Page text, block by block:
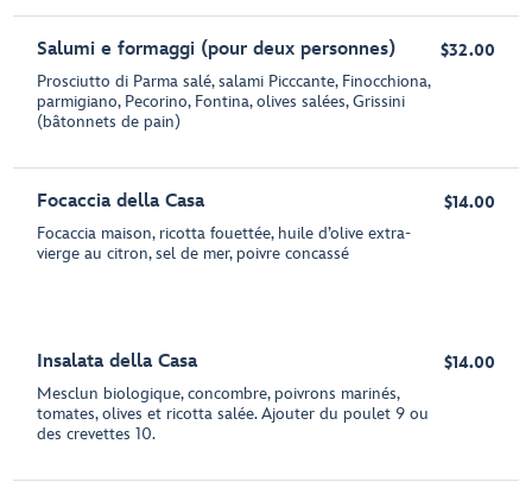
Salumi e formaggi (pour deux personnes)
Prosciutto di Parma salé, salami Picccante, Finocchiona,
parmigiano, Pecorino, Fontina, olives salées, Grissini
(bâtonnets de pain)
$32.00
Focaccia della Casa
Focaccia maison, ricotta fouettée, huile d’olive extra-
vierge au citron, sel de mer, poivre concassé
$14.00
Insalata della Casa
Mesclun biologique, concombre, poivrons marinés,
tomates, olives et ricotta salée. Ajouter du poulet 9 ou
des crevettes 10.
$14.00